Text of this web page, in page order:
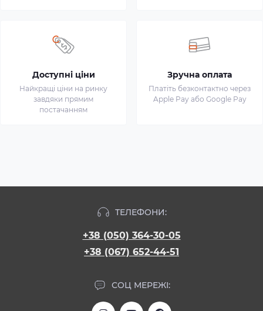
Доступні ціни
Найкращі ціни на ринку
завдяки прямим
постачанням
Зручна оплата
Платіть безконтактно через
Apple Pay або Google Pay
ТЕЛЕФОНИ:
+38 (050) 364-30-05
+38 (067) 652-44-51
СОЦ МЕРЕЖІ: